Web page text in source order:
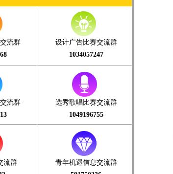
流群
设计广告比赛交流群
1034057247
流群
选秀歌唱比赛交流群
1049196755
流群
青年机遇信息交流群